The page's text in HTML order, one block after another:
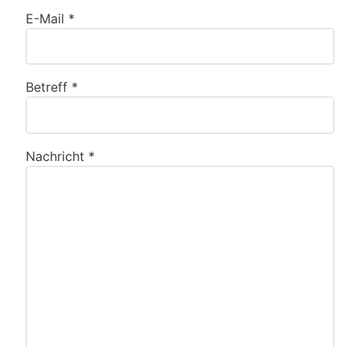
E-Mail *
Betreff *
Nachricht *